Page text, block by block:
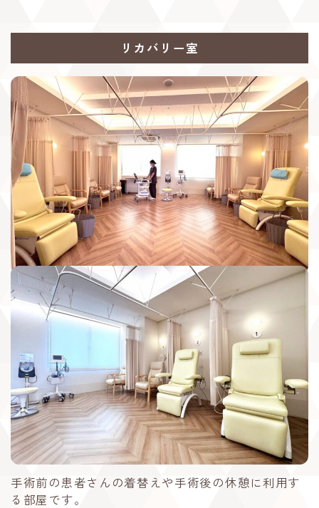
リカバリー室
手術前の患者さんの着替えや手術後の休憩に利用す
る部屋です。